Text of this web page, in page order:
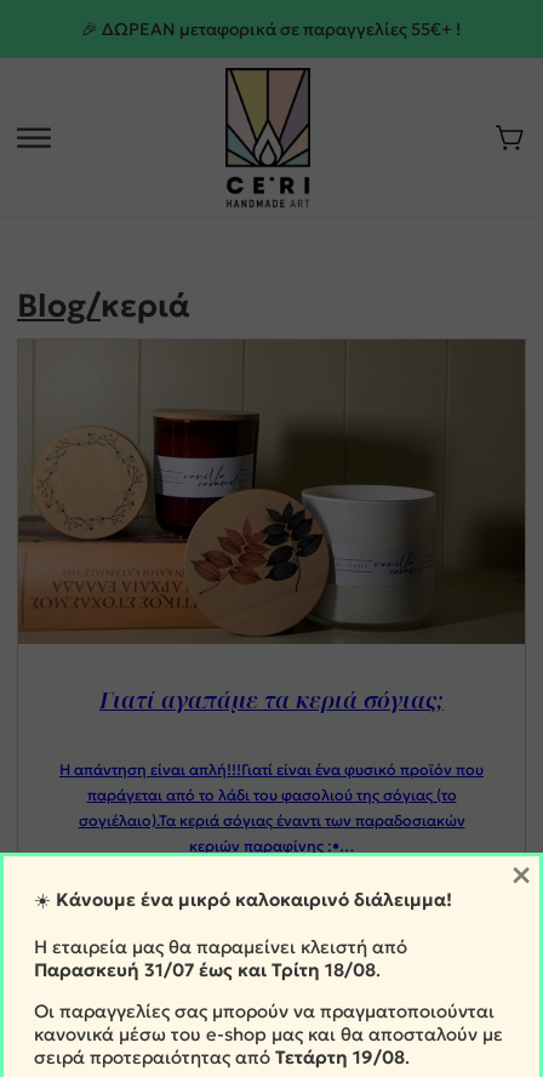
🎉 ΔΩΡΕΑΝ μεταφορικά σε παραγγελίες 55€+ !
Blog/κεριά
Γιατί αγαπάμε τα κεριά σόγιας;
Η απάντηση είναι απλή!!!Γιατί είναι ένα φυσικό προϊόν που
παράγεται από το λάδι του φασολιού της σόγιας (το
σογιέλαιο).Τα κεριά σόγιας έναντι των παραδοσιακών
κεριών παραφίνης :•…
☀️ Κάνουμε ένα μικρό καλοκαιρινό διάλειμμα!
Η εταιρεία μας θα παραμείνει κλειστή από
Παρασκευή 31/07 έως και Τρίτη 18/08.
Οι παραγγελίες σας μπορούν να πραγματοποιούνται
κανονικά μέσω του e-shop μας και θα αποσταλούν με
σειρά προτεραιότητας από Τετάρτη 19/08.
×